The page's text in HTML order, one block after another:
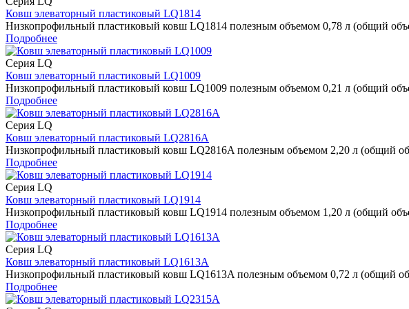
Ковш элеваторный пластиковый LQ1814
Низкопрофильный пластиковый ковш LQ1814 полезным объемом 0,78 л (общий
Подробнее
Серия LQ
Ковш элеваторный пластиковый LQ1009
Низкопрофильный пластиковый ковш LQ1009 полезным объемом 0,21 л (общий
Подробнее
Серия LQ
Ковш элеваторный пластиковый LQ2816A
Низкопрофильный пластиковый ковш LQ2816A полезным объемом 2,20 л (общий
Подробнее
Серия LQ
Ковш элеваторный пластиковый LQ1914
Низкопрофильный пластиковый ковш LQ1914 полезным объемом 1,20 л (общий
Подробнее
Серия LQ
Ковш элеваторный пластиковый LQ1613A
Низкопрофильный пластиковый ковш LQ1613A полезным объемом 0,72 л (общий
Подробнее